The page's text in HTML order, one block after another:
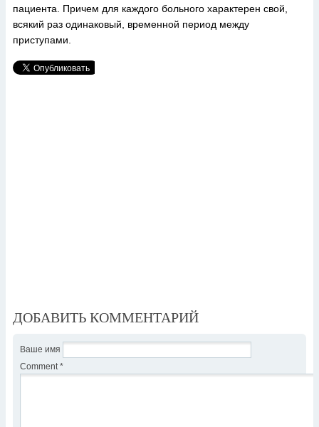
пациента. Причем для каждого больного характерен свой,
всякий раз одинаковый, временной период между
приступами.
ДОБАВИТЬ КОММЕНТАРИЙ
Ваше имя
Comment *